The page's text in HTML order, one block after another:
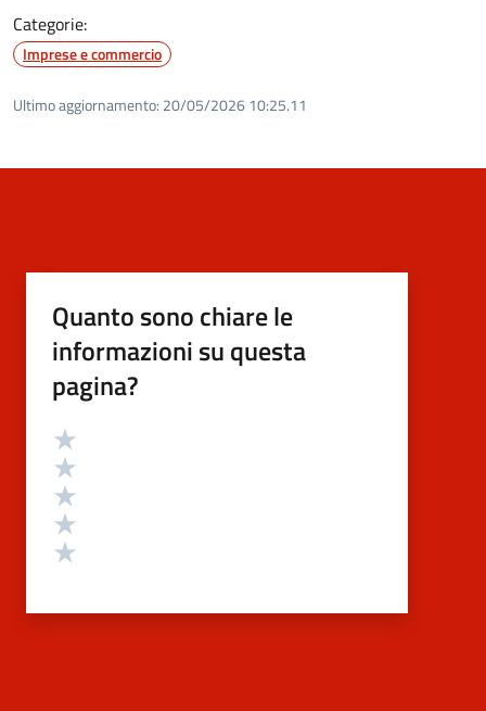
Categorie:
Imprese e commercio
Ultimo aggiornamento: 20/05/2026 10:25.11
Quanto sono chiare le
informazioni su questa
pagina?
Valutazione